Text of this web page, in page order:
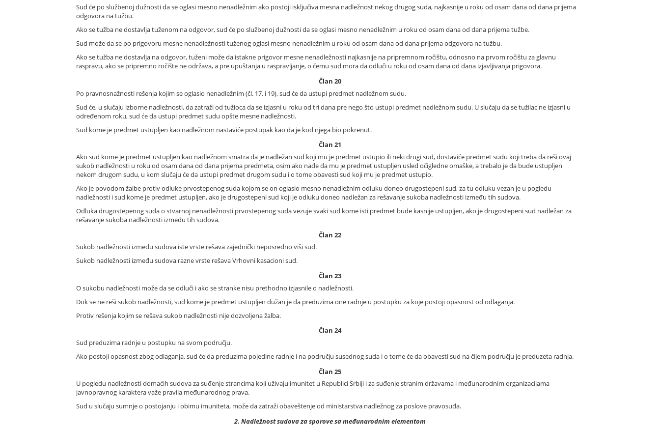
Sud će po službenoj dužnosti da se oglasi mesno nenadležnim ako postoji isključiva mesna nadležnost nekog drugog suda, najkasnije u roku od osam dana od dana prijema
odgovora na tužbu.
Ako se tužba ne dostavlja tuženom na odgovor, sud će po službenoj dužnosti da se oglasi mesno nenadležnim u roku od osam dana od dana prijema tužbe.
Sud može da se po prigovoru mesne nenadležnosti tuženog oglasi mesno nenadležnim u roku od osam dana od dana prijema odgovora na tužbu.
Ako se tužba ne dostavlja na odgovor, tuženi može da istakne prigovor mesne nenadležnosti najkasnije na pripremnom ročištu, odnosno na prvom ročištu za glavnu
raspravu, ako se pripremno ročište ne održava, a pre upuštanja u raspravljanje, o čemu sud mora da odluči u roku od osam dana od dana izjavljivanja prigovora.
Član 20
Po pravnosnažnosti rešenja kojim se oglasio nenadležnim (čl. 17. i 19), sud će da ustupi predmet nadležnom sudu.
Sud će, u slučaju izborne nadležnosti, da zatraži od tužioca da se izjasni u roku od tri dana pre nego što ustupi predmet nadležnom sudu. U slučaju da se tužilac ne izjasni u
određenom roku, sud će da ustupi predmet sudu opšte mesne nadležnosti.
Sud kome je predmet ustupljen kao nadležnom nastaviće postupak kao da je kod njega bio pokrenut.
Član 21
Ako sud kome je predmet ustupljen kao nadležnom smatra da je nadležan sud koji mu je predmet ustupio ili neki drugi sud, dostaviće predmet sudu koji treba da reši ovaj
sukob nadležnosti u roku od osam dana od dana prijema predmeta, osim ako nađe da mu je predmet ustupljen usled očigledne omaške, a trebalo je da bude ustupljen
nekom drugom sudu, u kom slučaju će da ustupi predmet drugom sudu i o tome obavesti sud koji mu je predmet ustupio.
Ako je povodom žalbe protiv odluke prvostepenog suda kojom se on oglasio mesno nenadležnim odluku doneo drugostepeni sud, za tu odluku vezan je u pogledu
nadležnosti i sud kome je predmet ustupljen, ako je drugostepeni sud koji je odluku doneo nadležan za rešavanje sukoba nadležnosti između tih sudova.
Odluka drugostepenog suda o stvarnoj nenadležnosti prvostepenog suda vezuje svaki sud kome isti predmet bude kasnije ustupljen, ako je drugostepeni sud nadležan za
rešavanje sukoba nadležnosti između tih sudova.
Član 22
Sukob nadležnosti između sudova iste vrste rešava zajednički neposredno viši sud.
Sukob nadležnosti između sudova razne vrste rešava Vrhovni kasacioni sud.
Član 23
O sukobu nadležnosti može da se odluči i ako se stranke nisu prethodno izjasnile o nadležnosti.
Dok se ne reši sukob nadležnosti, sud kome je predmet ustupljen dužan je da preduzima one radnje u postupku za koje postoji opasnost od odlaganja.
Protiv rešenja kojim se rešava sukob nadležnosti nije dozvoljena žalba.
Član 24
Sud preduzima radnje u postupku na svom području.
Ako postoji opasnost zbog odlaganja, sud će da preduzima pojedine radnje i na području susednog suda i o tome će da obavesti sud na čijem području je preduzeta radnja.
Član 25
U pogledu nadležnosti domaćih sudova za suđenje strancima koji uživaju imunitet u Republici Srbiji i za suđenje stranim državama i međunarodnim organizacijama
javnopravnog karaktera važe pravila međunarodnog prava.
Sud u slučaju sumnje o postojanju i obimu imuniteta, može da zatraži obaveštenje od ministarstva nadležnog za poslove pravosuđa.
2. Nadležnost sudova za sporove sa međunarodnim elementom